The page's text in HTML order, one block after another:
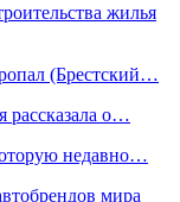
жилья
(Брестский…
рассказала о…
недавно…
мира